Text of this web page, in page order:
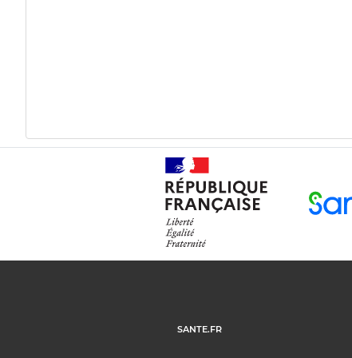
SANTE.FR